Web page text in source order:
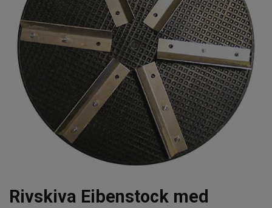
Rivskiva Eibenstock med